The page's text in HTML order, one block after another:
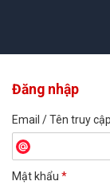
Đăng nhập
Email / Tên truy cập
Mật khẩu *